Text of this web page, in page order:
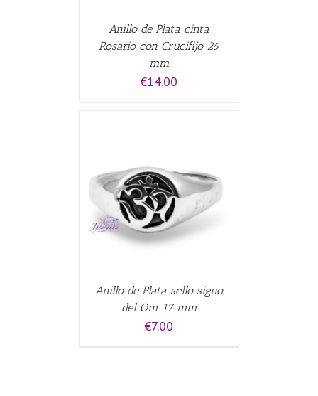
Anillo de Plata cinta
Rosario con Crucifijo 26
mm
€14.00
Anillo de Plata sello signo
del Om 17 mm
€7.00